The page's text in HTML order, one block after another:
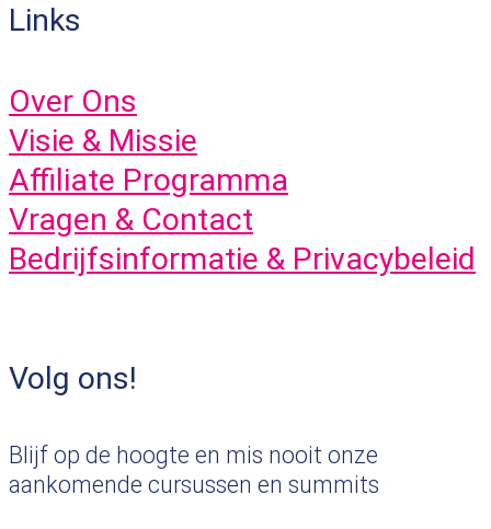
Links
Over Ons
Visie & Missie
Affiliate Programma
Vragen & Contact
Bedrijfsinformatie & Privacybeleid
Volg ons!
Blijf op de hoogte en mis nooit onze
aankomende cursussen en summits